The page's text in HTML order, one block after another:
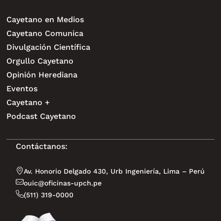
Cayetano en Medios
Cayetano Comunica
Divulgación Científica
Orgullo Cayetano
Opinión Herediana
Eventos
Cayetano +
Podcast Cayetano
Contáctanos:
Av. Honorio Delgado 430, Urb Ingeniería, Lima – Perú
ouic@oficinas-upch.pe
(511) 319-0000